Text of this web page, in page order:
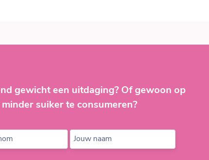
gewicht een uitdaging? Of gewoon op
suiker te consumeren?
Jouw naam